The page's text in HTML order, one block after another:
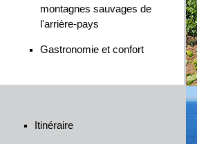
Itinéraire
montagnes sauvages de
l'arrière-pays
Gastronomie et confort